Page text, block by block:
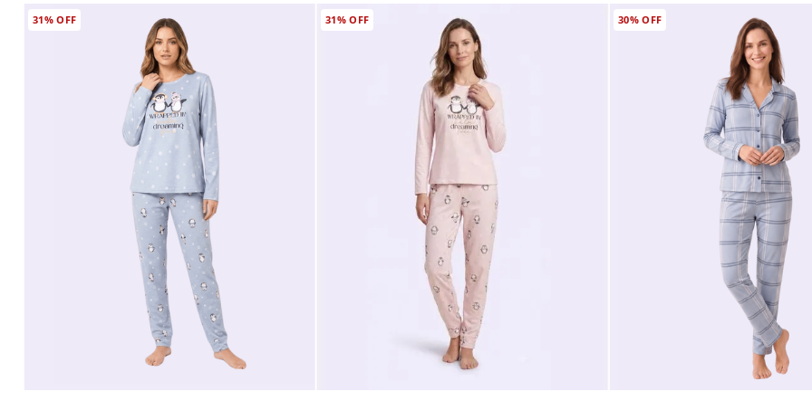
Ver tudo em Outlet
Pijama Infantil
Menina Verão
Preto
Marrom
Rosa
Amarelo
Vermelho
Verde
Azul
Bege
Areia
UNICO
4
R$ 29,00
31%OFF 31%OFF 30%OFF